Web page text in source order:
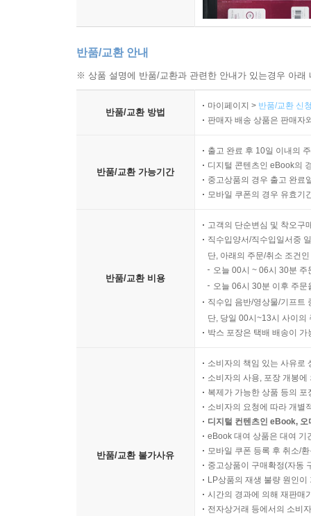
반품/교환 안내
※ 상품 설명에 반품/교환과 관련한 안내가 있는경우 아
반품/교환 방법
마이페이지 > 반품/교환 신
판매자 배송 상품은 판매자
반품/교환 가능기간
출고 완료 후 10일 이내의
디지털 콘텐츠인 eBook의
중고상품의 경우 출고 완료
모바일 쿠폰의 경우 유효기
반품/교환 비용
고객의 단순변심 및 착오구
직수입양서/직수입일서중
단, 아래의 주문/취소 조건
오늘 00시 ~ 06시 30분
오늘 06시 30분 이후 주
직수입 음반/영상물/기프트
단, 당일 00시~13시 사이의
박스 포장은 택배 배송이
반품/교환 불가사유
소비자의 책임 있는 사유로
소비자의 사용, 포장 개봉
복제가 가능한 상품 등의
소비자의 요청에 따라 개별
디지털 컨텐츠인 eBook,
eBook 대여 상품은 대여 기
모바일 쿠폰 등록 후 취소/
중고상품이 구매확정(자동
LP상품의 재생 불량 원인
시간의 경과에 의해 재판매
전자상거래 등에서의 소비